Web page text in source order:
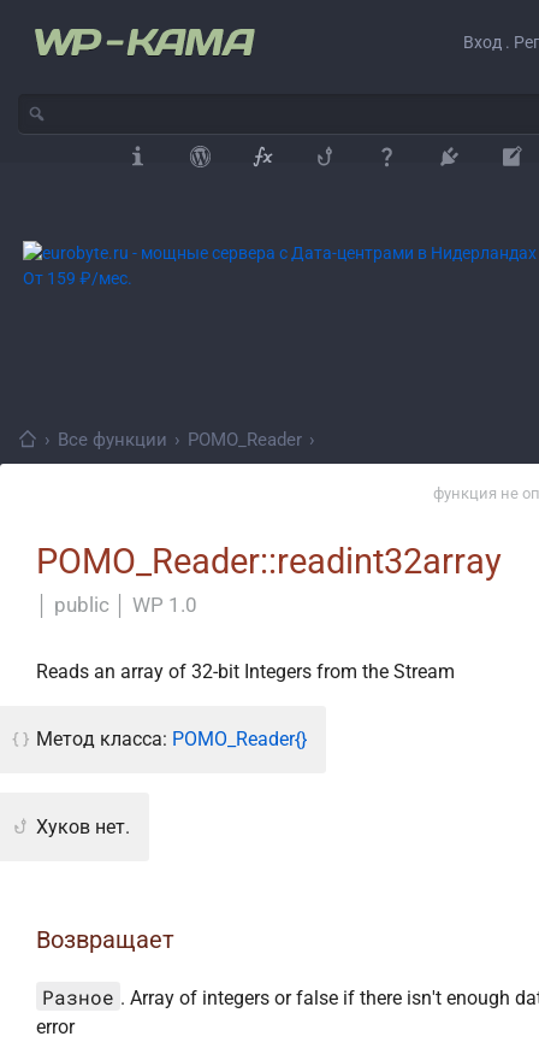
Вход .
› Все функции › POMO_Reader ›
функция не
POMO_Reader::readint32array
public WP 1.0
Reads an array of 32-bit Integers from the Stream
Метод класса: POMO_Reader{}
Хуков нет.
Возвращает
Разное . Array of integers or false if there isn't enough
error